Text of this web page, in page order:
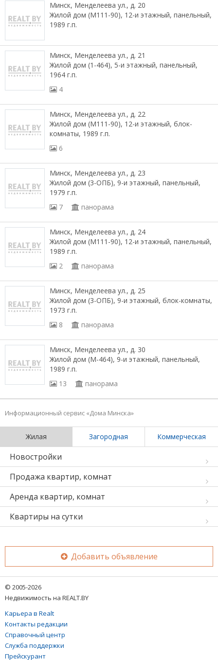
Минск, Менделеева ул., д. 20
Жилой дом (М111-90), 12-и этажный, панельный,
1989 г.п.
Минск, Менделеева ул., д. 21
Жилой дом (1-464), 5-и этажный, панельный,
1964 г.п.
4
Минск, Менделеева ул., д. 22
Жилой дом (М111-90), 12-и этажный, блок-
комнаты, 1989 г.п.
6
Минск, Менделеева ул., д. 23
Жилой дом (3-ОПБ), 9-и этажный, панельный,
1979 г.п.
7
панорама
Минск, Менделеева ул., д. 24
Жилой дом (М111-90), 12-и этажный, панельный,
1989 г.п.
2
панорама
Минск, Менделеева ул., д. 25
Жилой дом (3-ОПБ), 9-и этажный, блок-комнаты,
1973 г.п.
8
панорама
Минск, Менделеева ул., д. 30
Жилой дом (М-464), 9-и этажный, панельный,
1989 г.п.
13
панорама
Информационный сервис «Дома Минска»
Жилая Загородная Коммерческая
Новостройки
Продажа квартир, комнат
Аренда квартир, комнат
Квартиры на сутки
Добавить объявление
© 2005-2026
Недвижимость на REALT.BY
Карьера в Realt
Контакты редакции
Справочный центр
Служба поддержки
Прейскурант